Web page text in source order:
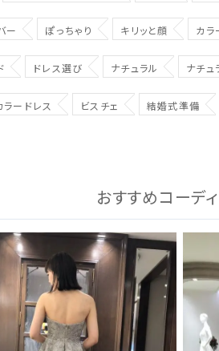
ー ぽっちゃり キリッと顔 カラ
ドレス選び ナチュラル ナチュ
ードレス ビスチェ 結婚式準備
おすすめコーデ